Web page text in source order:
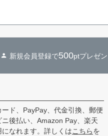
新規会員登録で500ptプレゼン
ード、PayPay、代金引換、郵便
後払い、Amazon Pay、楽天
なれます。詳しくはこちらを